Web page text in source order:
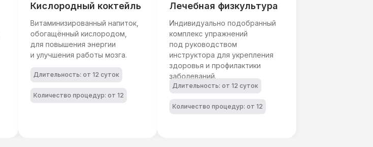
Кислородный коктейль
Витаминизированный напиток,
обогащённый кислородом,
для повышения энергии
и улучшения работы мозга.
Длительность: от 12 суток
Количество процедур: от 12
Лечебная физкультура
Индивидуально подобранный
комплекс упражнений
под руководством
инструктора для укрепления
здоровья и профилактики
заболеваний.
Длительность: от 12 суток
Количество процедур: от 12